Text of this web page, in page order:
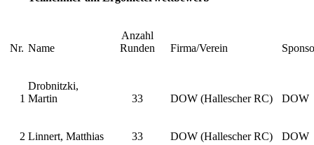
Nr. Name
Anzahl
Runden
Firma/Verein
1
Drobnitzki,
Martin
33 DOW (Hallescher RC) DOW
2 Linnert, Matthias 33 DOW (Hallescher RC) DOW